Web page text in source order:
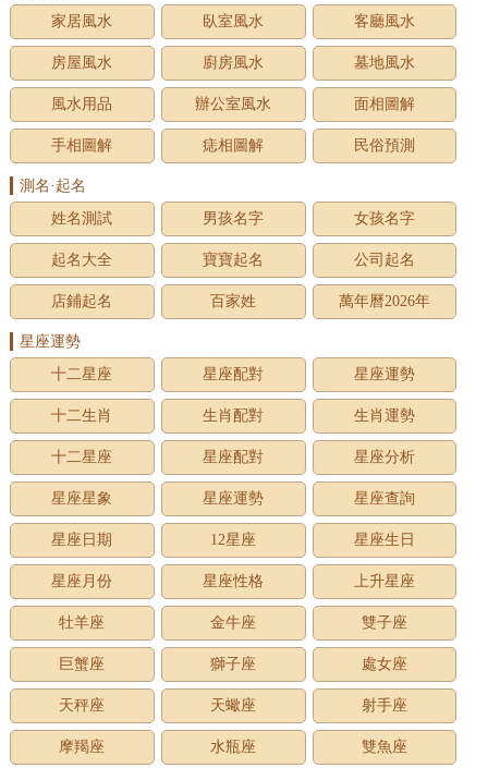
家居風水
臥室風水 客廳風水
房屋風水 廚房風水 墓地風水
風水用品 辦公室風水 面相圖解
手相圖解 痣相圖解 民俗預測
測名·起名
姓名測試
男孩名字 女孩名字
起名大全 寶寶起名 公司起名
店鋪起名 百家姓 萬年曆2026年
星座運勢
十二星座
星座配對 星座運勢
十二生肖 生肖配對 生肖運勢
十二星座 星座配對 星座分析
星座星象 星座運勢 星座查詢
星座日期 12星座 星座生日
星座月份 星座性格 上升星座
牡羊座 金牛座 雙子座
巨蟹座 獅子座 處女座
天秤座 天蠍座 射手座
摩羯座 水瓶座 雙魚座